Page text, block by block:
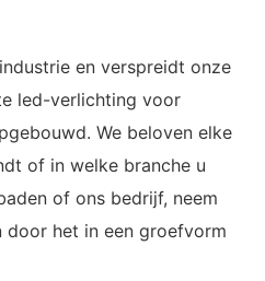
en verspreidt onze
led-verlichting voor
We beloven elke
of in welke branche u
of ons bedrijf, neem
het in een groefvorm